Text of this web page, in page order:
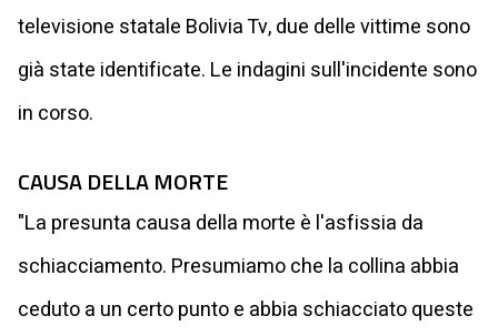
televisione statale Bolivia Tv, due delle vittime sono
già state identificate. Le indagini sull'incidente sono
in corso.
CAUSA DELLA MORTE
"La presunta causa della morte è l'asfissia da
schiacciamento. Presumiamo che la collina abbia
ceduto a un certo punto e abbia schiacciato queste